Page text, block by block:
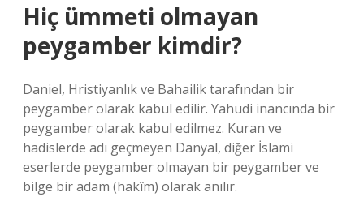
Hiç ümmeti olmayan
peygamber kimdir?
Daniel, Hristiyanlık ve Bahailik tarafından bir
peygamber olarak kabul edilir. Yahudi inancında bir
peygamber olarak kabul edilmez. Kuran ve
hadislerde adı geçmeyen Danyal, diğer İslami
eserlerde peygamber olmayan bir peygamber ve
bilge bir adam (hakîm) olarak anılır.